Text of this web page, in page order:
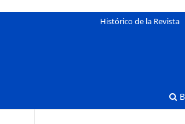
Histórico de la Revista